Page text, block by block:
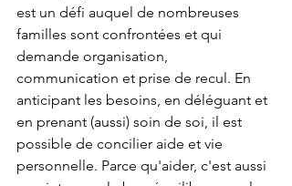
est un défi auquel de nombreuses
familles sont confrontées et qui
demande organisation,
communication et prise de recul. En
anticipant les besoins, en déléguant et
en prenant (aussi) soin de soi, il est
possible de concilier aide et vie
personnelle. Parce qu'aider, c'est aussi